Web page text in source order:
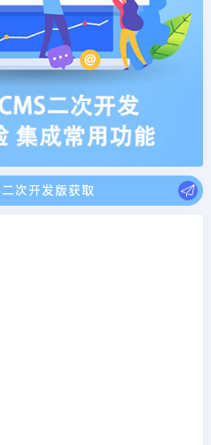
次开发版获取